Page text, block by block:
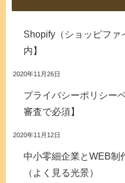
Shopify（ショッピファ
内】
2020年11月26日
プライバシーポリシー
審査で必須】
2020年11月12日
中小零細企業とWEB制
（よく見る光景）